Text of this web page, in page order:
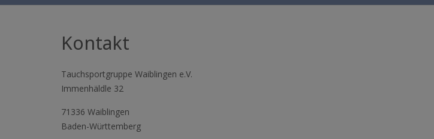
Kontakt
Tauchsportgruppe Waiblingen e.V.
Immenhäldle 32
71336 Waiblingen
Baden-Württemberg